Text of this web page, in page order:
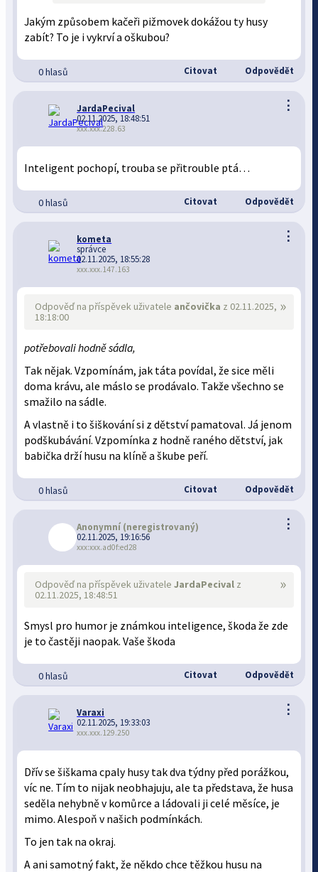
Jakým způsobem kačeři pižmovek dokážou ty husy
zabít? To je i vykrví a oškubou?
0 hlasů Citovat Odpovědět
⋮
JardaPecival
02.11.2025, 18:48:51
xxx.xxx.228.63
Inteligent pochopí, trouba se přitrouble ptá…
0 hlasů Citovat Odpovědět
⋮
kometa
správce
02.11.2025, 18:55:28
xxx.xxx.147.163
»
Odpověď na příspěvek uživatele ančovička z 02.11.2025,
18:18:00
potřebovali hodně sádla,
Tak nějak. Vzpomínám, jak táta povídal, že sice měli
doma krávu, ale máslo se prodávalo. Takže všechno se
smažilo na sádle.
A vlastně i to šiškování si z dětství pamatoval. Já jenom
podškubávání. Vzpomínka z hodně raného dětství, jak
babička drží husu na klíně a škube peří.
0 hlasů Citovat Odpovědět
⋮
Anonymní (neregistrovaný)
02.11.2025, 19:16:56
xxx:xxx.ad0f:ed28
»
Odpověď na příspěvek uživateleJardaPecival z
02.11.2025, 18:48:51
Smysl pro humor je známkou inteligence, škoda že zde
je to častěji naopak. Vaše škoda
0 hlasů Citovat Odpovědět
⋮
Varaxi
02.11.2025, 19:33:03
xxx.xxx.129.250
Dřív se šiškama cpaly husy tak dva týdny před porážkou,
víc ne. Tím to nijak neobhajuju, ale ta představa, že husa
seděla nehybně v komůrce a ládovali ji celé měsíce, je
mimo. Alespoň v našich podmínkách.
To jen tak na okraj.
A ani samotný fakt, že někdo chce těžkou husu na